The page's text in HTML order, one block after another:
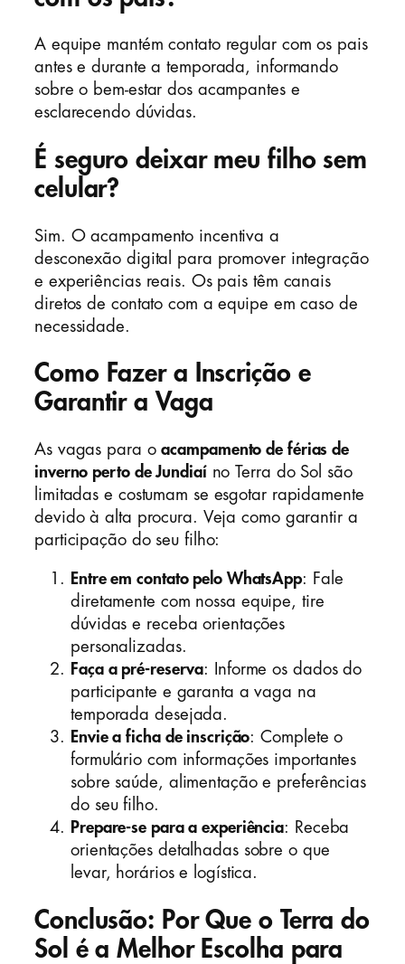
A equipe mantém contato regular com os pais
antes e durante a temporada, informando
sobre o bem-estar dos acampantes e
esclarecendo dúvidas.
É seguro deixar meu filho sem
celular?
Sim. O acampamento incentiva a
desconexão digital para promover integração
e experiências reais. Os pais têm canais
diretos de contato com a equipe em caso de
necessidade.
Como Fazer a Inscrição e
Garantir a Vaga
As vagas para oacampamento de férias de
inverno perto de Jundiaíno Terra do Sol são
limitadas e costumam se esgotar rapidamente
devido à alta procura. Veja como garantir a
participação do seu filho:
Entre em contato pelo WhatsApp: Fale
diretamente com nossa equipe, tire
dúvidas e receba orientações
personalizadas.
Faça a pré-reserva: Informe os dados do
participante e garanta a vaga na
temporada desejada.
Envie a ficha de inscrição: Complete o
formulário com informações importantes
sobre saúde, alimentação e preferências
do seu filho.
Prepare-se para a experiência: Receba
orientações detalhadas sobre o que
levar, horários e logística.
Conclusão: Por Que o Terra do
Sol é a Melhor Escolha para